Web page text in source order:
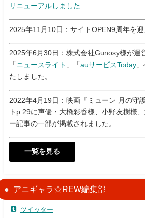
リニューアルしました
2025年11月10日：サイトOPEN9周年を迎
2025年6月30日：株式会社Gunosy様が運
「 ニュースライト 」「 auサービスToday
たしました。
2022年4月19日：映画『ミューン 月の守
トp.29に声優・大橋彩香様、小野友樹様
ー記事の一部が掲載されました。
一覧を見る
アニギャラ☆REW編集部
ツイッター